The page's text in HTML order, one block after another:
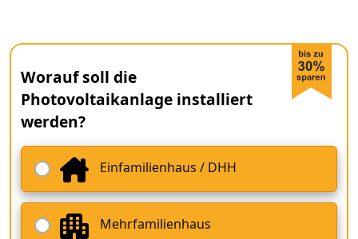
Worauf soll die
Photovoltaikanlage installiert
werden?
Einfamilienhaus / DHH
Mehrfamilienhaus